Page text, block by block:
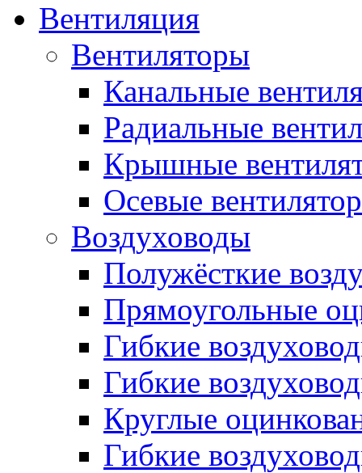
Вентиляция
Вентиляторы
Канальные
Радиальные
Крышные
Осевые
Воздуховоды
Полужёсткие
Прямоугольные
Гибкие
Гибкие
Круглые
Гибкие